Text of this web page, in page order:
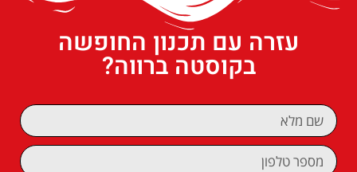
עזרה עם תכנון החופשה
בקוסטה ברווה?